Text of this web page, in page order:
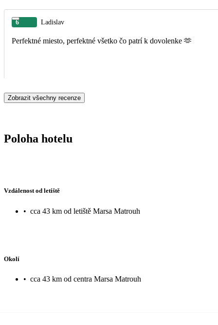
6 Ladislav
Perfektné miesto, perfektné všetko čo patrí k dovolenke 🫶
Zobrazit všechny recenze
Poloha hotelu
Vzdálenost od letiště
• cca 43 km od letiště Marsa Matrouh
Okolí
• cca 43 km od centra Marsa Matrouh